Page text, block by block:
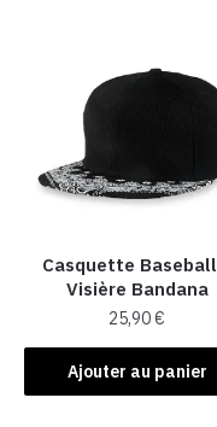
choisies
la
page
du
produit
Casquette
Visière Bandana
25,90€
Ajouter au panier